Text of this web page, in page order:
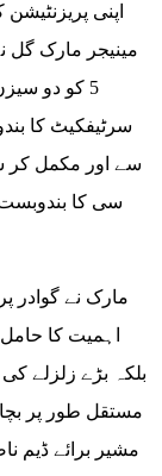
اپنی
مینیجر مارک
5 کو دو
سرٹیفکیٹ کا
سے اور مکمل کر
سی کا بندوبست
مارک نے گوادر
اہمیت کا
مستقل طور پر
مشیر برائے ڈیم